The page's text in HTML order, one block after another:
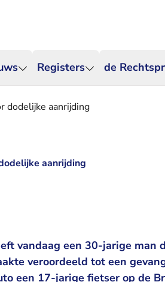
Registers de
dodelijke aanrijding
aanrijding
vandaag een 30-jarige man
veroordeeld tot een
een 17-jarige fietser op de